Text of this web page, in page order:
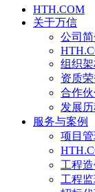
HTH.COM
关于万信
公司
组织
资质
合作
发展
服务与案例
项目
工程
工程